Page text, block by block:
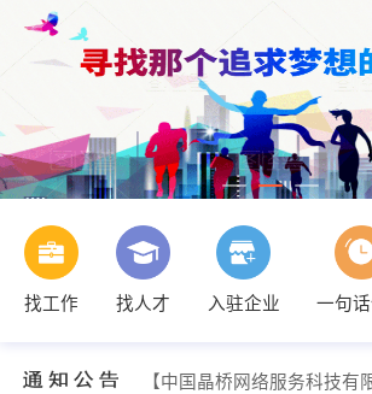
找工作 找人才 入驻企业 一句
【中国晶桥网络服务科技有